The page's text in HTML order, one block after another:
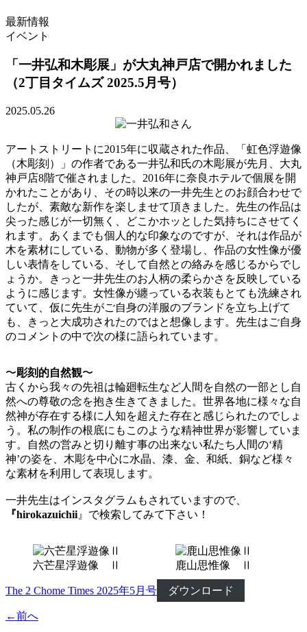
最新情報
イベント
「一井弘和木彫展」が大丸神戸店で開かれました
（2丁目タイムズ 2025.5月号）
2025.05.26
アートストリートに2015年に収蔵された作品、「虹色浮遊像
（木彫刻）」の作者である一井弘和氏の木彫展が先月、大丸
神戸店8階で催されました。2016年に奈良ホテルで個展を開
かれたことがあり、その時以来の一井先生とのお顔合わせで
したが、素敵な新作を楽しませて頂きました。先生の作品は
尖った感じが一切無く、どこかホッとした気持ちにさせてく
れます。あくまでも個人的な印象なのですが、それは作品が
木を素材にしている、動物が多く登場し、作品の女性像が優
しい表情をしている、そして自然との絡みを感じるからでし
ょうか。きっと一井先生のお人柄の柔らかさを反映している
ように感じます。女性像が纏っている衣装もとても洗練され
ていて、仮に先生がご自身の洋服のブランドを立ち上げて
も、きっと大成功されたのではと想像します。先生はご自身
のコメントの中で次の様に語られています。
〜彫刻的自然観〜
古くから我々の先祖は輪廻転生など人間を自然の一部とし自
然への尊敬の念を抱き生きてきました。世界各地に様々な自
然神が存在する様に人知を超えた存在と感じられたのでしょ
う。私の制作の根底にもこのような精神世界が影響していま
す。自然の営みと切り離す事の出来ない私たち人間の‘精
神’の姿を、木彫を中心に水晶、漆、金、和紙、銅など様々
な素材を利用して表現します。
一井先生はインスタグラムもされていますので、
『hirokazuichii 』で検索してみて下さい！
六芒星浮遊像 Ⅱ 鹿山思惟像 Ⅱ
The 2 Chome Times 2025年5月号 ダウンロード
←前へ